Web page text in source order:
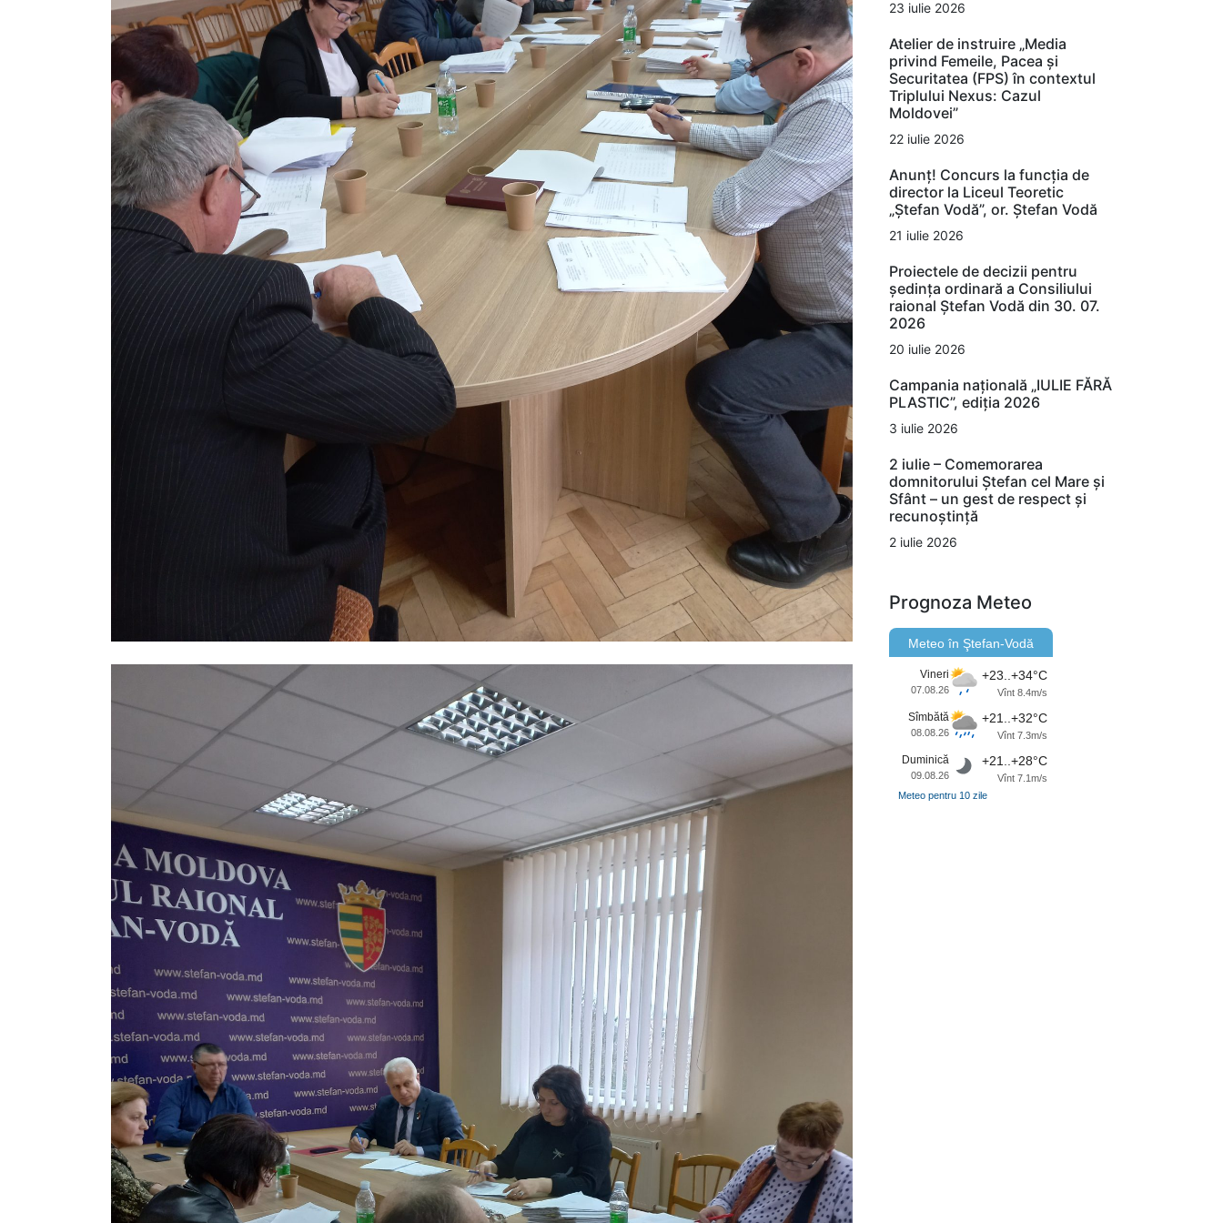
23 iulie 2026
Atelier de instruire „Media
privind Femeile, Pacea și
Securitatea (FPS) în contextul
Triplului Nexus: Cazul
Moldovei”
22 iulie 2026
Anunț! Concurs la funcția de
director la Liceul Teoretic
„Ștefan Vodă”, or. Ștefan Vodă
21 iulie 2026
Proiectele de decizii pentru
ședința ordinară a Consiliului
raional Ștefan Vodă din 30. 07.
2026
20 iulie 2026
Campania națională „IULIE FĂRĂ
PLASTIC”, ediția 2026
3 iulie 2026
2 iulie – Comemorarea
domnitorului Ștefan cel Mare și
Sfânt – un gest de respect și
recunoștință
2 iulie 2026
Prognoza Meteo
Meteo în Ştefan-Vodă
Vineri
07.08.26
+23..+34°C
Vînt 8.4m/s
Sîmbătă
08.08.26
+21..+32°C
Vînt 7.3m/s
Duminică
09.08.26
+21..+28°C
Vînt 7.1m/s
Meteo pentru 10 zile